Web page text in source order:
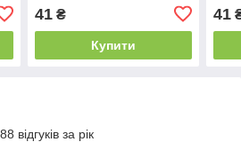
41₴
Купити
41
відгуків за рік